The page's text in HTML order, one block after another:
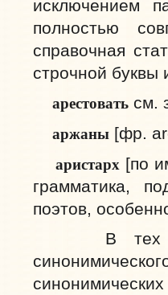
исключением
полностью
справочная
строчной буквы
арестоватьсм.
аржаны[фр.
аристарх [по
грамматика,
поэтов,
В тех